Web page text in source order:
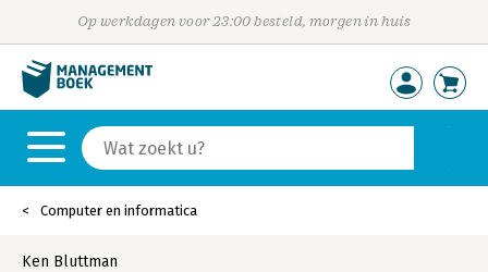
Op werkdagen voor 23:00 besteld, morgen in huis
Computer en informatica
Ken Bluttman